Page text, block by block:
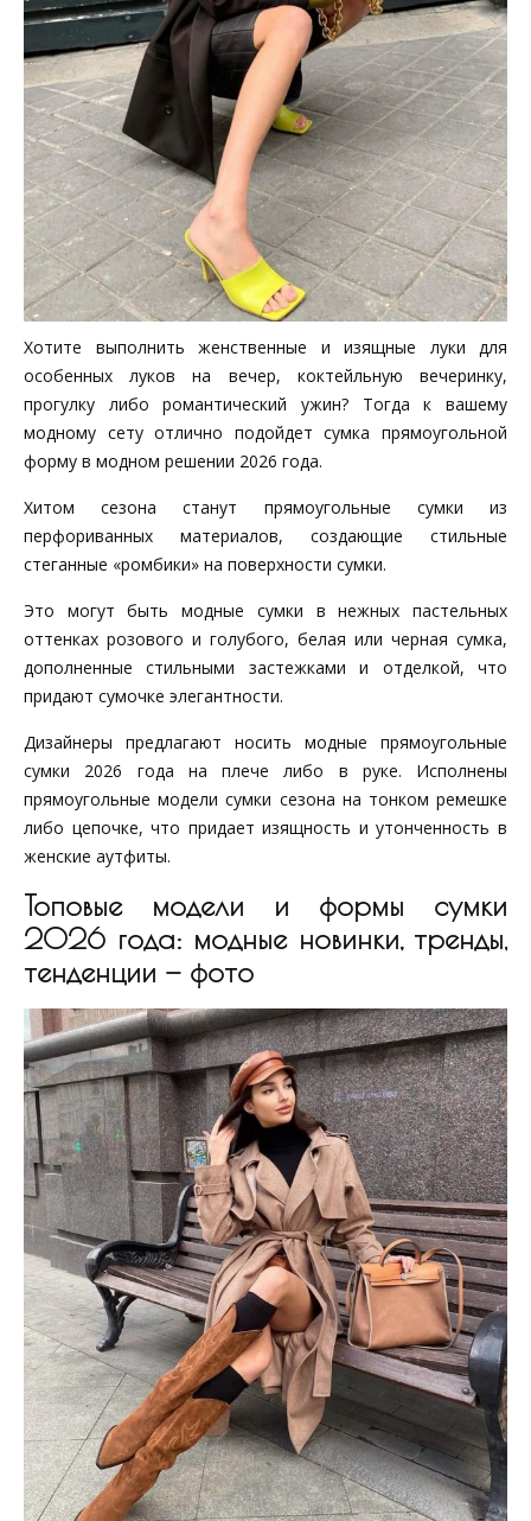
Хотите выполнить женственные и изящные луки для
особенных луков на вечер, коктейльную вечеринку,
прогулку либо романтический ужин? Тогда к вашему
модному сету отлично подойдет сумка прямоугольной
форму в модном решении 2026 года.
Хитом сезона станут прямоугольные сумки из
перфориванных материалов, создающие стильные
стеганные «ромбики» на поверхности сумки.
Это могут быть модные сумки в нежных пастельных
оттенках розового и голубого, белая или черная сумка,
дополненные стильными застежками и отделкой, что
придают сумочке элегантности.
Дизайнеры предлагают носить модные прямоугольные
сумки 2026 года на плече либо в руке. Исполнены
прямоугольные модели сумки сезона на тонком ремешке
либо цепочке, что придает изящность и утонченность в
женские аутфиты.
Топовые модели и формы сумки
2026 года: модные новинки, тренды,
тенденции — фото